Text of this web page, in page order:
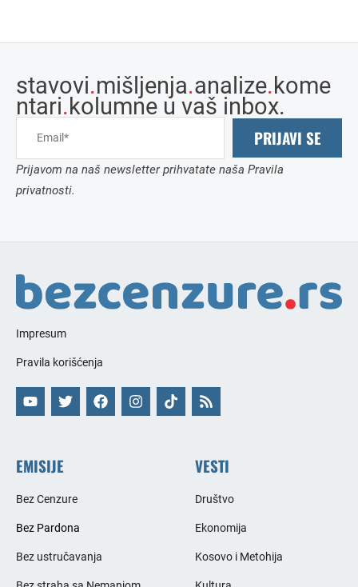
stavovi.mišljenja.analize.kome
ntari.kolumne u vaš inbox.
PRIJAVI SE
Prijavom na naš newsletter prihvatate naša Pravila
privatnosti.
Impresum
Pravila korišćenja
EMISIJE
Bez Cenzure
Bez Pardona
Bez ustručavanja
VESTI
Društvo
Ekonomija
Kosovo i Metohija